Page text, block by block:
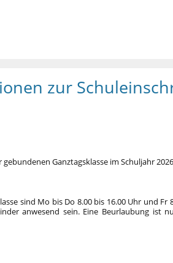
zur
Ganztagsklasse im Schuljahr
sind Mo bis Do 8.00 bis 16.00 Uhr und Fr
anwesend sein. Eine Beurlaubung ist